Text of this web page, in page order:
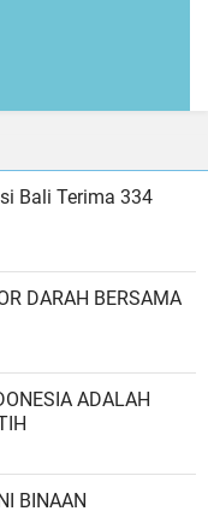
Bali Terima 334
DARAH BERSAMA
ADALAH
BINAAN